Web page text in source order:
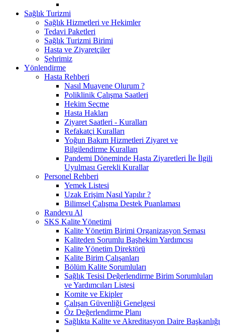
Sağlık Turizmi
Sağlık Hizmetleri ve Hekimler
Tedavi Paketleri
Sağlık Turizmi Birimi
Hasta ve Ziyaretçiler
Şehrimiz
Yönlendirme
Hasta Rehberi
Nasıl Muayene Olurum ?
Poliklinik Çalışma Saatleri
Hekim Seçme
Hasta Hakları
Ziyaret Saatleri - Kuralları
Refakatçi Kuralları
Yoğun Bakım Hizmetleri Ziyaret ve
Bilgilendirme Kuralları
Pandemi Döneminde Hasta Ziyaretleri İle İlgili
Uyulması Gerekli Kurallar
Personel Rehberi
Yemek Listesi
Uzak Erişim Nasıl Yapılır ?
Bilimsel Çalışma Destek Puanlaması
Randevu Al
SKS Kalite Yönetimi
Kalite Yönetim Birimi Organizasyon Şeması
Kaliteden Sorumlu Başhekim Yardımcısı
Kalite Yönetim Direktörü
Kalite Birim Çalışanları
Bölüm Kalite Sorumluları
Sağlık Tesisi Değerlendirme Birim Sorumluları
ve Yardımcıları Listesi
Komite ve Ekipler
Çalışan Güvenliği Genelgesi
Öz Değerlendirme Planı
Sağlıkta Kalite ve Akreditasyon Daire Başkanlığı